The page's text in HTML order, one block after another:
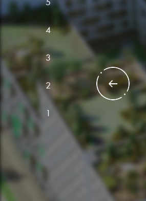
5
4
3
2
1